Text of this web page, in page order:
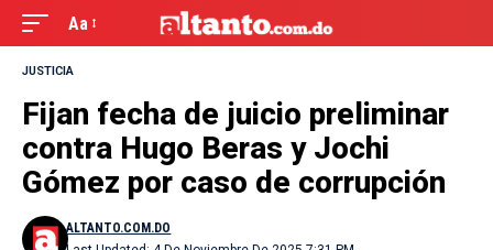
Aa
JUSTICIA
Fijan fecha de juicio preliminar
contra Hugo Beras y Jochi
Gómez por caso de corrupción
ALTANTO.COM.DO